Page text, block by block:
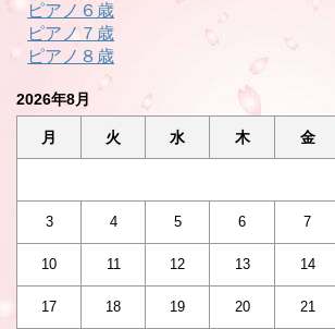
ピアノ６歳
ピアノ７歳
ピアノ８歳
2026年8月
月 火 水 木 金
3 4 5 6 7
10 11 12 13 14
17 18 19 20 21